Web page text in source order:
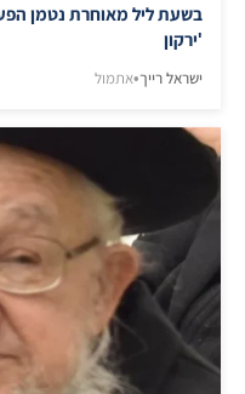
בשעת ליל מאוחרת נטמן
'ירקון
ישראל רייך•אתמול